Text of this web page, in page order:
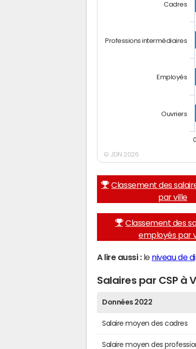
Cadres
Professions intermédiaires
Employés
Ouvriers
0
© JDN 2026
Classement des
par ville
Classement des
employés par
A lire aussi :le niveau de
Salaires par CSP à
Données 2022
Salaire moyen des cadres
Salaire moyen des